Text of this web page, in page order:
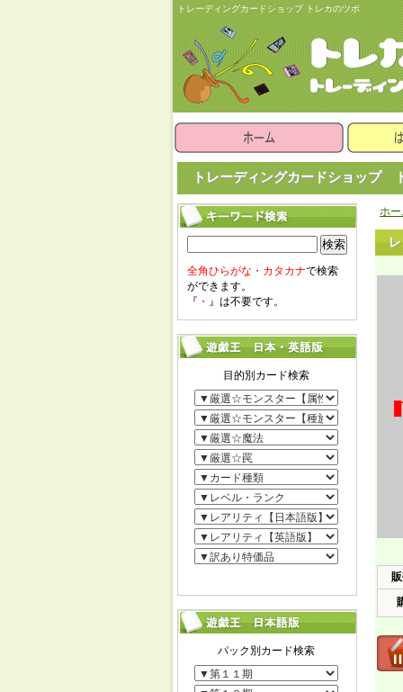
トレーディングカードショップ トレカのツボ
トレーディングカードショップ
検索
全角ひらがな・カタカナで検索
ができます。
『 ・ 』は不要です。
ホ